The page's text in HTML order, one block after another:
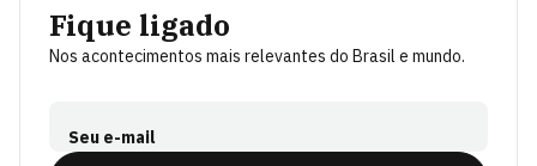
Fique ligado
Nos acontecimentos mais relevantes do Brasil e mundo.
Seu e-mail